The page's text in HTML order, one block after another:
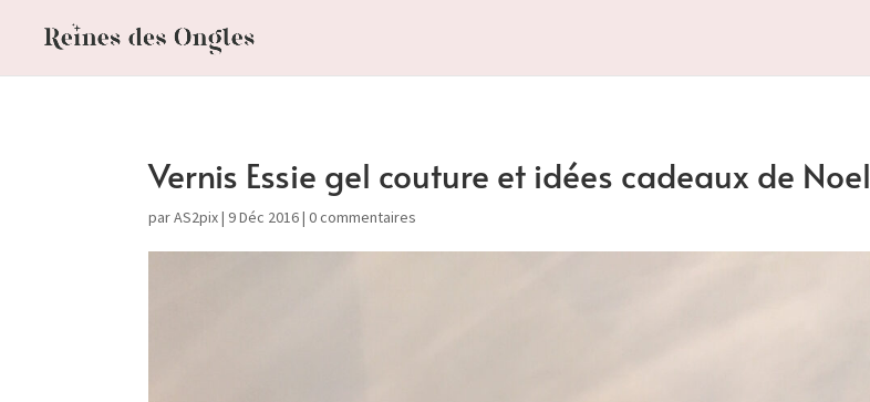
Vernis Essie gel couture et idées cadeaux de Noel
parAS2pix| 9 Déc 2016|0 commentaires